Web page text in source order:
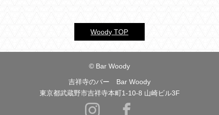
Woody TOP
© Bar Woody
吉祥寺のバー Bar Woody
東京都武蔵野市吉祥寺本町1-10-8 山崎ビル3F